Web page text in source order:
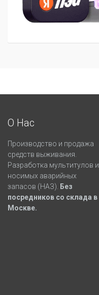
О Нас
Производство и продажа
средств выживания.
Разработка мультитулов и
носимых аварийных
запасов (НАЗ).
Без
посредников со склада в
Москве.